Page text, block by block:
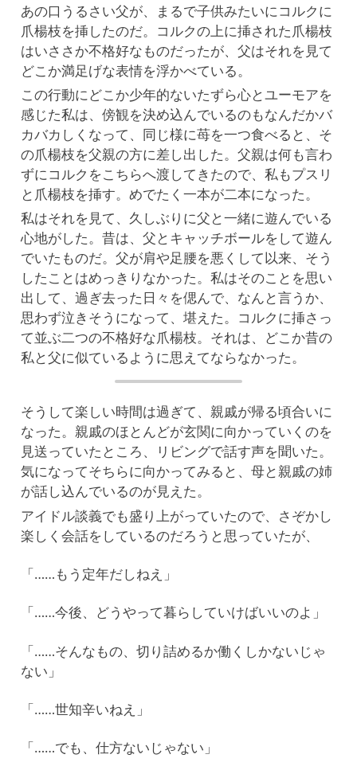
あの口うるさい父が、まるで子供みたいにコルクに
爪楊枝を挿したのだ。コルクの上に挿された爪楊枝
はいささか不格好なものだったが、父はそれを見て
どこか満足げな表情を浮かべている。
この行動にどこか少年的ないたずら心とユーモアを
感じた私は、傍観を決め込んでいるのもなんだかバ
カバカしくなって、同じ様に苺を一つ食べると、そ
の爪楊枝を父親の方に差し出した。父親は何も言わ
ずにコルクをこちらへ渡してきたので、私もプスリ
と爪楊枝を挿す。めでたく一本が二本になった。
私はそれを見て、久しぶりに父と一緒に遊んでいる
心地がした。昔は、父とキャッチボールをして遊ん
でいたものだ。父が肩や足腰を悪くして以来、そう
したことはめっきりなかった。私はそのことを思い
出して、過ぎ去った日々を偲んで、なんと言うか、
思わず泣きそうになって、堪えた。コルクに挿さっ
て並ぶ二つの不格好な爪楊枝。それは、どこか昔の
私と父に似ているように思えてならなかった。
そうして楽しい時間は過ぎて、親戚が帰る頃合いに
なった。親戚のほとんどが玄関に向かっていくのを
見送っていたところ、リビングで話す声を聞いた。
気になってそちらに向かってみると、母と親戚の姉
が話し込んでいるのが見えた。
アイドル談義でも盛り上がっていたので、さぞかし
楽しく会話をしているのだろうと思っていたが、
「……もう定年だしねえ」
「……今後、どうやって暮らしていけばいいのよ」
「……そんなもの、切り詰めるか働くしかないじゃ
ない」
「……世知辛いねえ」
「……でも、仕方ないじゃない」